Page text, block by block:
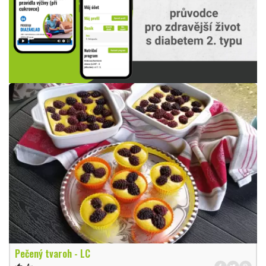
Pečený tvaroh - LC